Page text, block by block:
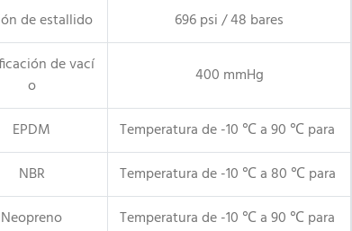
de estallido
696 psi / 48 bares
de vací
o
400 mmHg
EPDM
Temperatura de -10 ℃ a 90 ℃ para
NBR
Temperatura de -10 ℃ a 80 ℃ para
Neopreno
Temperatura de -10 ℃ a 90 ℃ para